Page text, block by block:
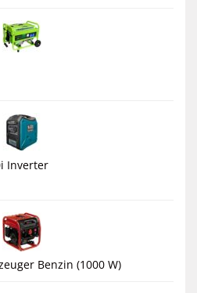
Inverter
Benzin (1000 W)